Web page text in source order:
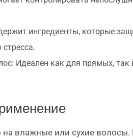
ингредиенты, которые
Идеален как для прямых,
влажные или сухие